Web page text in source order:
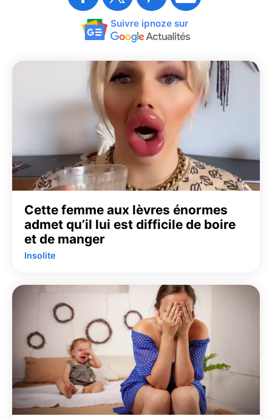
Suivre ipnoze sur
Cette femme aux lèvres énormes
admet qu’il lui est difficile de boire
et de manger
Insolite